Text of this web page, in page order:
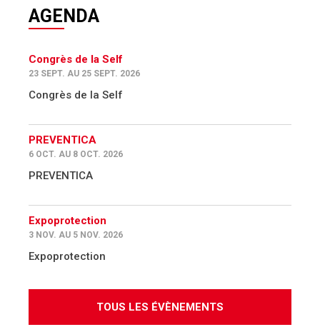
AGENDA
Congrès de la Self
23 SEPT. AU 25 SEPT. 2026
Congrès de la Self
PREVENTICA
6 OCT. AU 8 OCT. 2026
PREVENTICA
Expoprotection
3 NOV. AU 5 NOV. 2026
Expoprotection
TOUS LES ÉVÈNEMENTS